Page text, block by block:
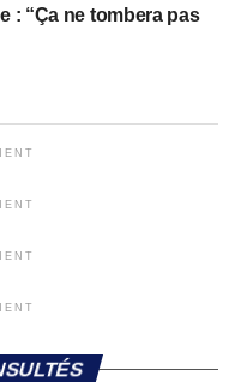
: “Ça ne tombera pas